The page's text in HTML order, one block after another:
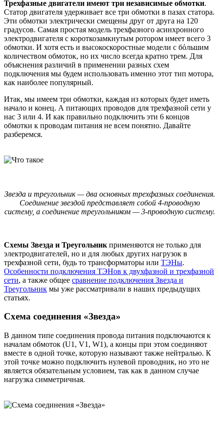
Трехфазные двигатели имеют три независимые обмотки.
Статор двигателя удерживает все три обмотки в пазах статора.
Эти обмотки электрически смещены друг от друга на 120
градусов. Самая простая модель трехфазного асинхронного
электродвигателя с короткозамкнутым ротором имеет всего 3
обмотки. И хотя есть и высокоскоростные модели с бόльшим
количеством обмоток, но их число всегда кратно трем. Для
объяснения различий в применении разных схем
подключения мы будем использовать именно этот тип мотора,
как наиболее популярный.
Итак, мы имеем три обмотки, каждая из которых будет иметь
начало и конец. А питающих проводов для трехфазной сети у
нас 3 или 4. И как правильно подключить эти 6 концов
обмотки к проводам питания не всем понятно. Давайте
разберемся.
Звезда и треугольник — два основных трехфазных соединения.
Соединение звездой представляет собой 4-проводную
систему, а соединение треугольником — 3-проводную систему.
Схемы Звезда и Треугольник применяются не только для
электродвигателей, но и для любых других нагрузок в
трехфазной сети, будь то трансформаторы или ТЭНы.
Особенности подключения ТЭНов к двухфазной и трехфазной
сети, а также общее сравнение подключения Звезда и
Треугольник мы уже рассматривали в наших предыдущих
статьях.
Схема соединения «Звезда»
В данном типе соединения провода питания подключаются к
началам обмоток (U1, V1, W1), а концы при этом соединяют
вместе в одной точке, которую называют также нейтралью. К
этой точке можно подключить нулевой проводник, но это не
является обязательным условием, так как в данном случае
нагрузка симметричная.